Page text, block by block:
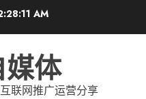
AM
体
联网推广运营分享